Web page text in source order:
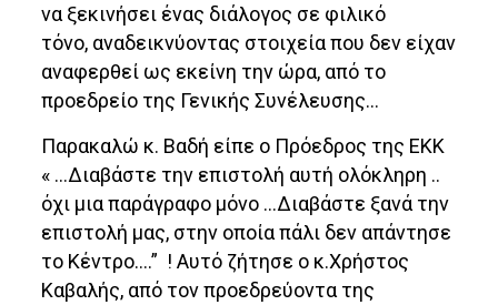
να ξεκινήσει ένας διάλογος σε φιλικό
τόνο, αναδεικνύοντας στοιχεία που δεν είχαν
αναφερθεί ως εκείνη την ώρα, από το
προεδρείο της Γενικής Συνέλευσης…
Παρακαλώ κ. Βαδή είπε ο Πρόεδρος της ΕΚΚ
« …Διαβάστε την επιστολή αυτή ολόκληρη ..
όχι μια παράγραφο μόνο …Διαβάστε ξανά την
επιστολή μας, στην οποία πάλι δεν απάντησε
το Κέντρο….” ! Αυτό ζήτησε ο κ.Χρήστος
Καβαλής, από τον προεδρεύοντα της